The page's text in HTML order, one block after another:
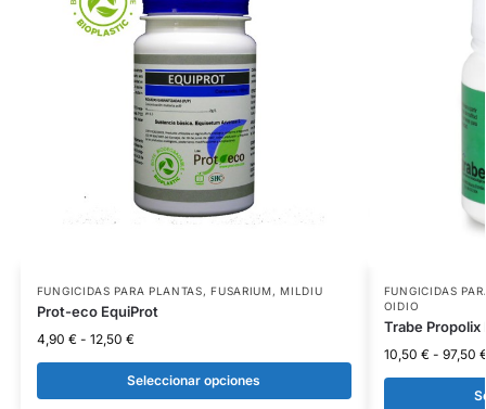
FUNGICIDAS PARA PLANTAS,FUSARIUM,MILDIU
Prot-eco EquiProt
4,90 € - 12,50 €
Seleccionar opciones
FUNGICIDAS
OIDIO
Trabe Propolix
10,50 € - 97,50